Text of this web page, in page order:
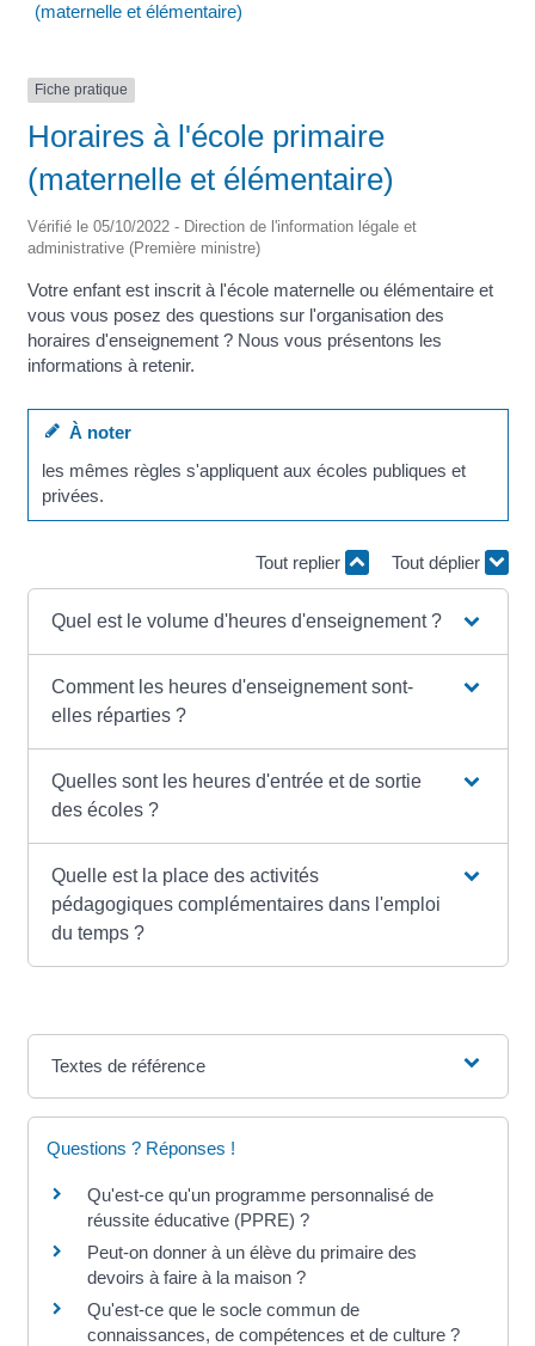
(maternelle et élémentaire)
Fiche pratique
Horaires à l'école primaire
(maternelle et élémentaire)
Vérifié le 05/10/2022 - Direction de l'information légale et
administrative (Première ministre)
Votre enfant est inscrit à l'école maternelle ou élémentaire et
vous vous posez des questions sur l'organisation des
horaires d'enseignement ? Nous vous présentons les
informations à retenir.
À noter
les mêmes règles s'appliquent aux écoles publiques et
privées.
Tout replier Tout déplier
Quel est le volume d'heures d'enseignement ?
Comment les heures d'enseignement sont-
elles réparties ?
Quelles sont les heures d'entrée et de sortie
des écoles ?
Quelle est la place des activités
pédagogiques complémentaires dans l'emploi
du temps ?
Textes de référence
Questions ? Réponses !
Qu'est-ce qu'un programme personnalisé de
réussite éducative (PPRE) ?
Peut-on donner à un élève du primaire des
devoirs à faire à la maison ?
Qu'est-ce que le socle commun de
connaissances, de compétences et de culture ?